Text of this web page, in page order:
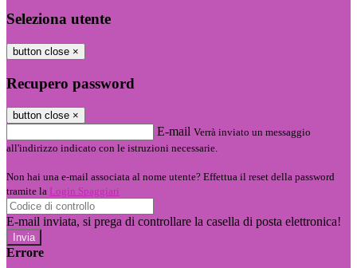
Seleziona utente
button close ×
Recupero password
button close ×
E-mail Verrà inviato un messaggio
all'indirizzo indicato con le istruzioni necessarie.
Non hai una e-mail associata al nome utente? Effettua il reset della password
tramite la Login Spaggiari
E-mail inviata, si prega di controllare la casella di posta elettronica!
Errore